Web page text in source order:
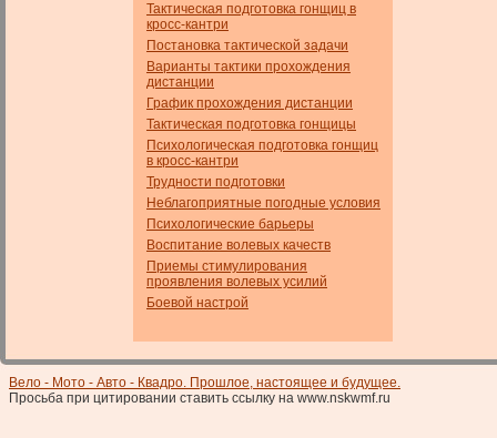
Тактическая подготовка гонщиц в
кросс-кантри
Постановка тактической задачи
Варианты тактики прохождения
дистанции
График прохождения дистанции
Тактическая подготовка гонщицы
Психологическая подготовка гонщиц
в кросс-кантри
Трудности подготовки
Неблагоприятные погодные условия
Психологические барьеры
Воспитание волевых качеств
Приемы стимулирования
проявления волевых усилий
Боевой настрой
Вело - Мото - Авто - Квадро. Прошлое, настоящее и будущее.
Просьба при цитировании ставить ссылку на www.nskwmf.ru